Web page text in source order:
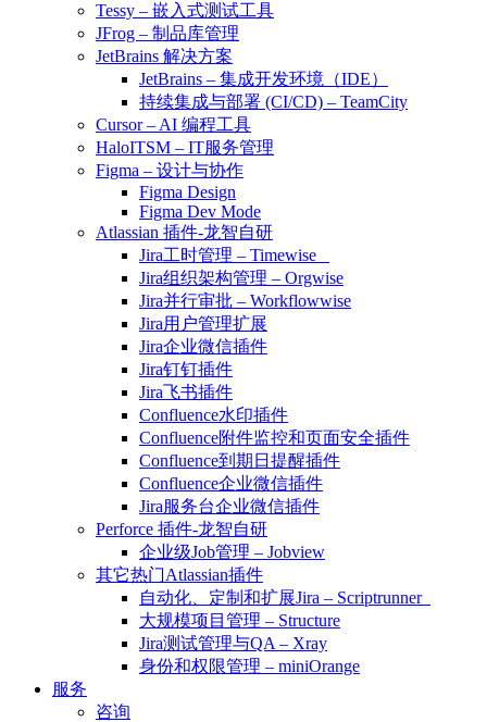
Tessy – 嵌入式测试工具
JFrog – 制品库管理
JetBrains 解决方案
JetBrains – 集成开发环境（IDE）
持续集成与部署 (CI/CD) – TeamCity
Cursor – AI 编程工具
HaloITSM – IT服务管理
Figma – 设计与协作
Figma Design
Figma Dev Mode
Atlassian 插件-龙智自研
Jira工时管理 – Timewise
Jira组织架构管理 – Orgwise
Jira并行审批 – Workflowwise
Jira用户管理扩展
Jira企业微信插件
Jira钉钉插件
Jira飞书插件
Confluence水印插件
Confluence附件监控和页面安全插件
Confluence到期日提醒插件
Confluence企业微信插件
Jira服务台企业微信插件
Perforce 插件-龙智自研
企业级Job管理 – Jobview
其它热门Atlassian插件
自动化、定制和扩展Jira – Scriptrunner
大规模项目管理 – Structure
Jira测试管理与QA – Xray
身份和权限管理 – miniOrange
服务
咨询